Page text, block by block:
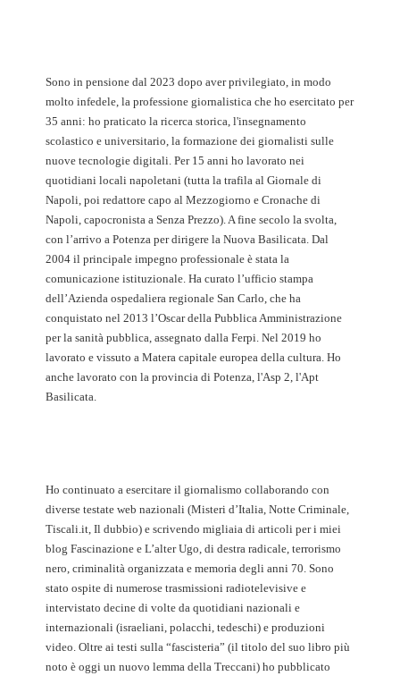
Sono in pensione dal 2023 dopo aver privilegiato, in modo
molto infedele, la professione giornalistica che ho esercitato per
35 anni: ho praticato la ricerca storica, l'insegnamento
scolastico e universitario, la formazione dei giornalisti sulle
nuove tecnologie digitali. Per 15 anni ho lavorato nei
quotidiani locali napoletani (tutta la trafila al Giornale di
Napoli, poi redattore capo al Mezzogiorno e Cronache di
Napoli, capocronista a Senza Prezzo). A fine secolo la svolta,
con l’arrivo a Potenza per dirigere la Nuova Basilicata. Dal
2004 il principale impegno professionale è stata la
comunicazione istituzionale. Ha curato l’ufficio stampa
dell’Azienda ospedaliera regionale San Carlo, che ha
conquistato nel 2013 l’Oscar della Pubblica Amministrazione
per la sanità pubblica, assegnato dalla Ferpi. Nel 2019 ho
lavorato e vissuto a Matera capitale europea della cultura. Ho
anche lavorato con la provincia di Potenza, l'Asp 2, l'Apt
Basilicata.
Ho continuato a esercitare il giornalismo collaborando con
diverse testate web nazionali (Misteri d’Italia, Notte Criminale,
Tiscali.it, Il dubbio) e scrivendo migliaia di articoli per i miei
blog Fascinazione e L’alter Ugo, di destra radicale, terrorismo
nero, criminalità organizzata e memoria degli anni 70. Sono
stato ospite di numerose trasmissioni radiotelevisive e
intervistato decine di volte da quotidiani nazionali e
internazionali (israeliani, polacchi, tedeschi) e produzioni
video. Oltre ai testi sulla “fascisteria” (il titolo del suo libro più
noto è oggi un nuovo lemma della Treccani) ho pubblicato